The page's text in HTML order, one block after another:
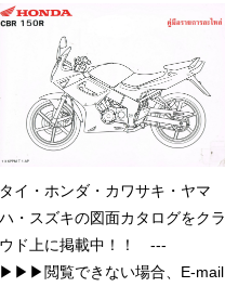
タイ・ホンダ・カワサキ・ヤマ
ハ・スズキの図面カタログをクラ
ウド上に掲載中！！ ---
▶▶▶閲覧できない場合、E-mail